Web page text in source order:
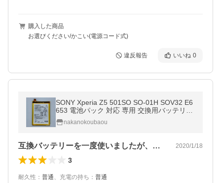
購入した商品
お選びください/かこい(電源コード式)
違反報告 いいね 0
SONY Xperia Z5 501SO SO-01H SOV32 E6
653 電池パック 対応 専用 交換用バッテリー
2900mAh (並行輸入・バルク品)
nakanokoubaou
互換バッテリーを一度使いましたが、接点… 2020/1/18
3
耐久性 ： 普通、 充電の持ち ： 普通